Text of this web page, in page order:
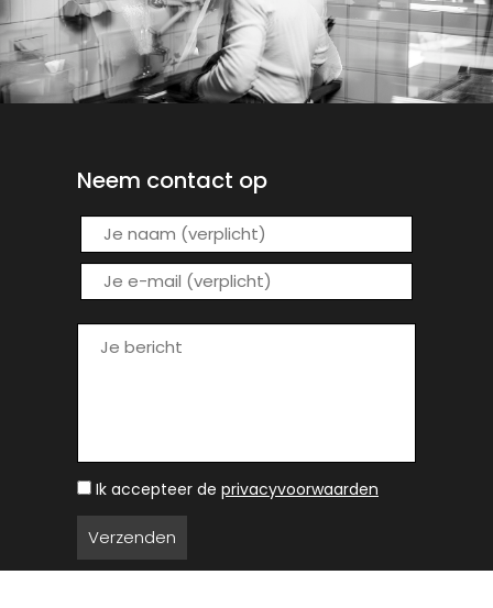
Neem contact op
Ik accepteer de privacyvoorwaarden